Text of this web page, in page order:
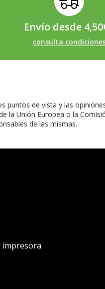
Envío desde 4,50
consulta
puntos de vista y las
la Unión Europea o la
de las mismas.
impresora